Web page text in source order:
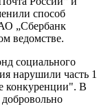
способ
„Сбербанк
ведомстве.
социального
нарушили часть 1
конкуренции". В